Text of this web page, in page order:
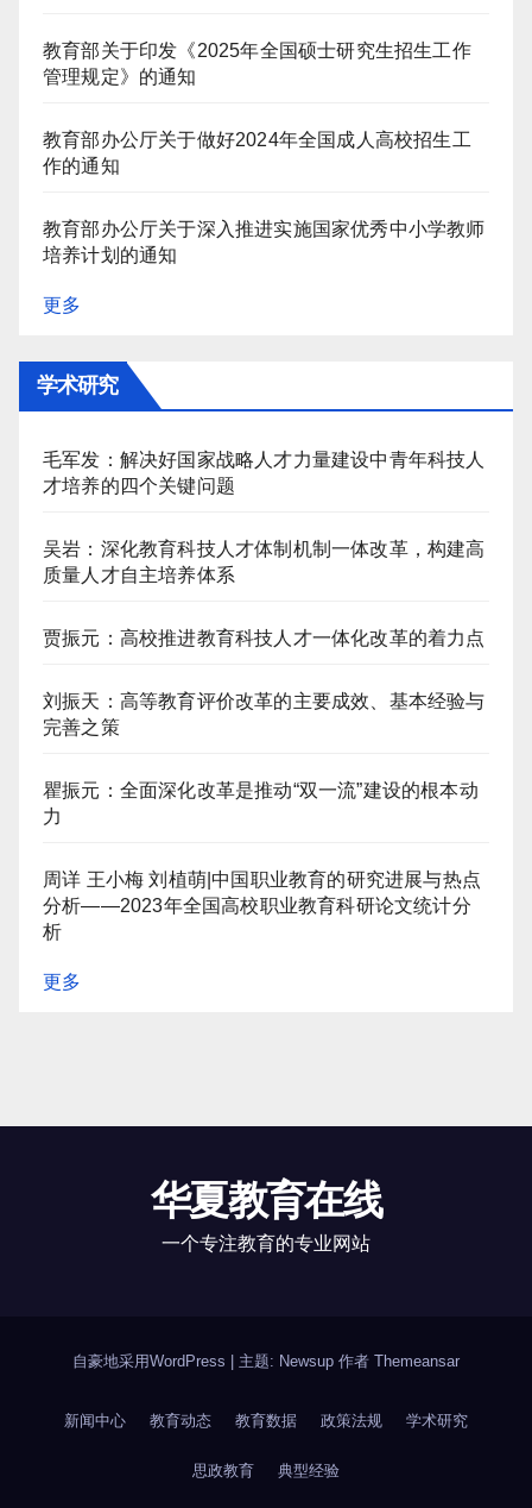
教育部关于印发《2025年全国硕士研究生招生工作
管理规定》的通知
教育部办公厅关于做好2024年全国成人高校招生工
作的通知
教育部办公厅关于深入推进实施国家优秀中小学教师
培养计划的通知
更多
学术研究
毛军发：解决好国家战略人才力量建设中青年科技人
才培养的四个关键问题
吴岩：深化教育科技人才体制机制一体改革，构建高
质量人才自主培养体系
贾振元：高校推进教育科技人才一体化改革的着力点
刘振天：高等教育评价改革的主要成效、基本经验与
完善之策
瞿振元：全面深化改革是推动“双一流”建设的根本动
力
周详 王小梅 刘植萌|中国职业教育的研究进展与热点
分析——2023年全国高校职业教育科研论文统计分
析
更多
华夏教育在线
一个专注教育的专业网站
自豪地采用WordPress 主题: Newsup 作者 Themeansar
新闻中心 教育动态 教育数据 政策法规 学术研究
思政教育 典型经验